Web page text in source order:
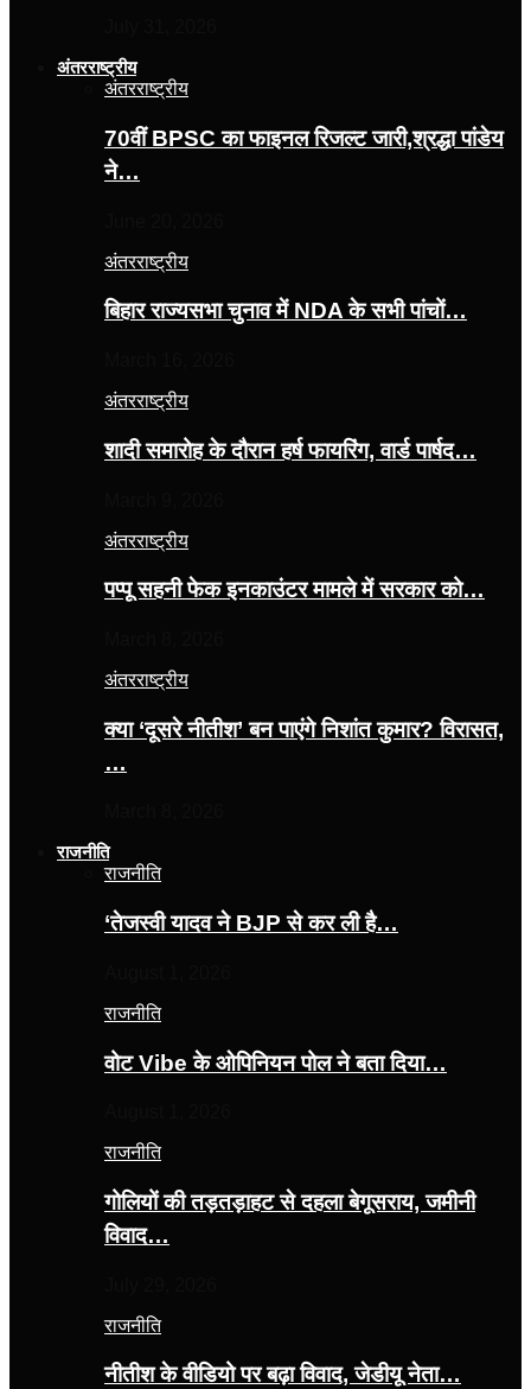
अंतरराष्ट्रीय
अंतरराष्ट्रीय
70वीं BPSC का फाइनल रिजल्ट जारी,श्रद्धा पांडेय
ने…
अंतरराष्ट्रीय
बिहार राज्यसभा चुनाव में NDA के सभी पांचों…
अंतरराष्ट्रीय
शादी समारोह के दौरान हर्ष फायरिंग, वार्ड पार्षद…
अंतरराष्ट्रीय
पप्पू सहनी फेक इनकाउंटर मामले में सरकार को…
अंतरराष्ट्रीय
क्या ‘दूसरे नीतीश’ बन पाएंगे निशांत कुमार? विरासत,
…
राजनीति
राजनीति
‘तेजस्‍वी यादव ने BJP से कर ली है…
राजनीति
वोट Vibe के ओपिनियन पोल ने बता दिया…
राजनीति
गोलियों की तड़तड़ाहट से दहला बेगूसराय, जमीनी
विवाद…
राजनीति
नीतीश के वीडियो पर बढ़ा विवाद, जेडीयू नेता…